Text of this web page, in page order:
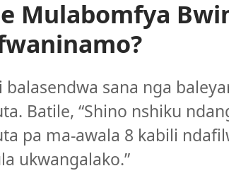
Mulabomfya
balasendwa sana nga
Batile, “Shino nshiku
pa ma-awala 8 kabili
ukwangalako.”